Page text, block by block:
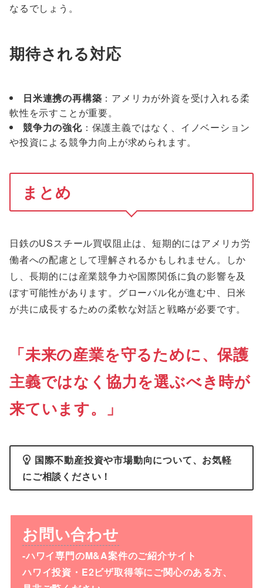
なるでしょう。
期待される対応
日米連携の再構築 ：アメリカが外資を受け入れる柔
軟性を示すことが重要。
競争力の強化：保護主義ではなく、イノベーション
や投資による競争力向上が求められます。
まとめ
日鉄のUSスチール買収阻止は、短期的にはアメリカ労
働者への配慮として理解されるかもしれません。しか
し、長期的には産業競争力や国際関係に負の影響を及
ぼす可能性があります。グローバル化が進む中、日米
が共に成長するための柔軟な対話と戦略が必要です。
「未来の産業を守るために、保護
主義ではなく協力を選ぶべき時が
来ています。」
国際不動産投資や市場動向について、お気軽
にご相談ください！
お問い合わせ
-ハワイ専門のM&A案件のご紹介サイト
ハワイ投資・E2ビザ取得等にご関心のある方、